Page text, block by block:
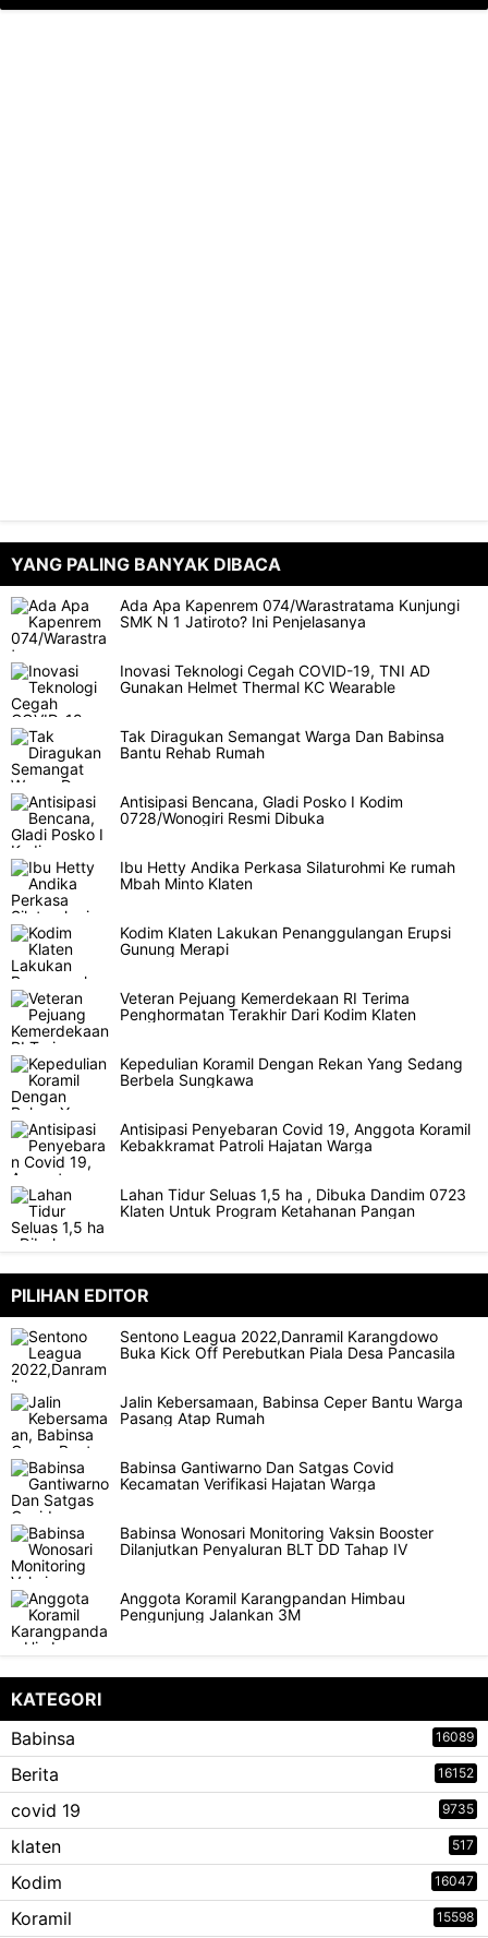
YANG PALING BANYAK DIBACA
Ada Apa Kapenrem 074/Warastratama Kunjungi
SMK N 1 Jatiroto? Ini Penjelasanya
Inovasi Teknologi Cegah COVID-19, TNI AD
Gunakan Helmet Thermal KC Wearable
Tak Diragukan Semangat Warga Dan Babinsa
Bantu Rehab Rumah
Antisipasi Bencana, Gladi Posko I Kodim
0728/Wonogiri Resmi Dibuka
Ibu Hetty Andika Perkasa Silaturohmi Ke rumah
Mbah Minto Klaten
Kodim Klaten Lakukan Penanggulangan Erupsi
Gunung Merapi
Veteran Pejuang Kemerdekaan RI Terima
Penghormatan Terakhir Dari Kodim Klaten
Kepedulian Koramil Dengan Rekan Yang Sedang
Berbela Sungkawa
Antisipasi Penyebaran Covid 19, Anggota Koramil
Kebakkramat Patroli Hajatan Warga
Lahan Tidur Seluas 1,5 ha , Dibuka Dandim 0723
Klaten Untuk Program Ketahanan Pangan
PILIHAN EDITOR
Sentono Leagua 2022,Danramil Karangdowo
Buka Kick Off Perebutkan Piala Desa Pancasila
Jalin Kebersamaan, Babinsa Ceper Bantu Warga
Pasang Atap Rumah
Babinsa Gantiwarno Dan Satgas Covid
Kecamatan Verifikasi Hajatan Warga
Babinsa Wonosari Monitoring Vaksin Booster
Dilanjutkan Penyaluran BLT DD Tahap IV
Anggota Koramil Karangpandan Himbau
Pengunjung Jalankan 3M
KATEGORI
Babinsa
16089
Berita 16152
covid 19 9735
klaten 517
Kodim 16047
Koramil 15598